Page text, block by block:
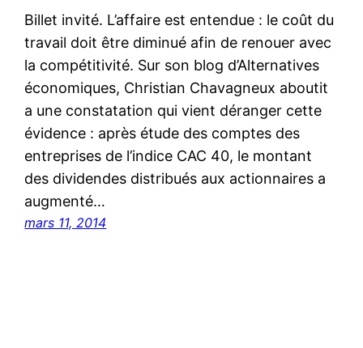
Billet invité. L’affaire est entendue : le coût du
travail doit être diminué afin de renouer avec
la compétitivité. Sur son blog d’Alternatives
économiques, Christian Chavagneux aboutit
a une constatation qui vient déranger cette
évidence : après étude des comptes des
entreprises de l’indice CAC 40, le montant
des dividendes distribués aux actionnaires a
augmenté…
mars 11, 2014